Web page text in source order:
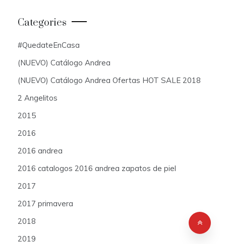
Categories
#QuedateEnCasa
(NUEVO) Catálogo Andrea
(NUEVO) Catálogo Andrea Ofertas HOT SALE 2018
2 Angelitos
2015
2016
2016 andrea
2016 catalogos 2016 andrea zapatos de piel
2017
2017 primavera
2018
2019